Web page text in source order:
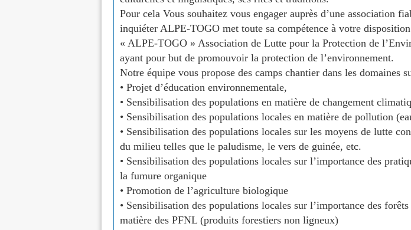
Pour cela Vous souhaitez vous engager auprès d’une association
inquiéter ALPE-TOGO met toute sa compétence à votre
« ALPE-TOGO » Association de Lutte pour la Protection de
ayant pour but de promouvoir la protection de l’environnement.
Notre équipe vous propose des camps chantier dans les domaines
• Projet d’éducation environnementale,
• Sensibilisation des populations en matière de changement
• Sensibilisation des populations locales en matière de pollution
• Sensibilisation des populations locales sur les moyens de lutte
du milieu telles que le paludisme, le vers de guinée, etc.
• Sensibilisation des populations locales sur l’importance des
la fumure organique
• Promotion de l’agriculture biologique
• Sensibilisation des populations locales sur l’importance des
matière des PFNL (produits forestiers non ligneux)